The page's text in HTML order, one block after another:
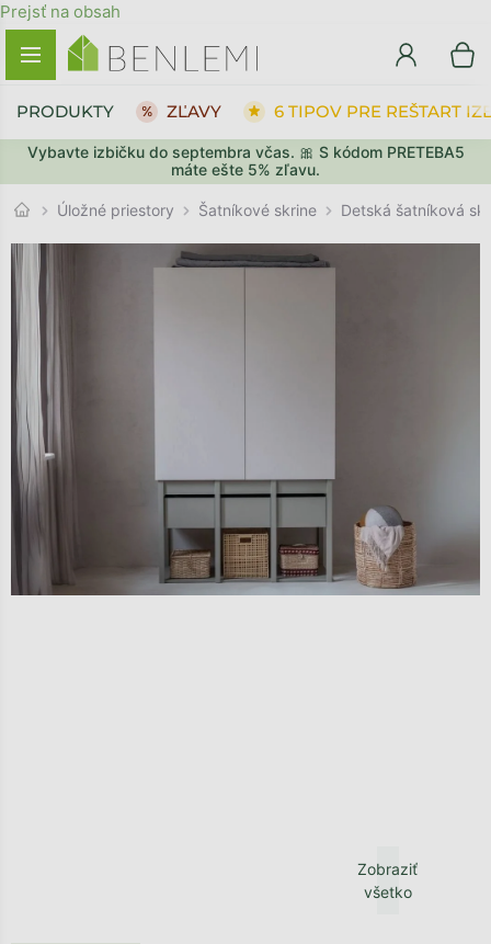
Prejsť na obsah
Vybavte izbičku do septembra včas. 🎀 S kódom PRETEBA5
máte ešte 5% zľavu.
PRODUKTY ZĽAVY 6 TIPOV PRE REŠTART
Úložné priestory Šatníkové skrine Detská šatníková
Zobraziť
všetko
SPÄŤ DO OBCHODU PREJSŤ DO KOŠÍKA
SPÄŤ DO OBCHODU PREJSŤ DO KOŠÍKA